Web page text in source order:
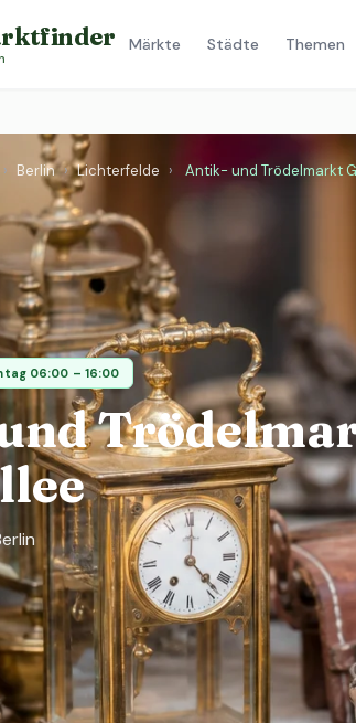
Märkte Städte Themen
› Berlin › Lichterfelde › Antik- und Trödelmarkt
06:00 – 16:00